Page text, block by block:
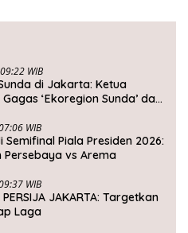
WIB
di Jakarta: Ketua
‘Ekoregion Sunda’ dan
WIB
Semifinal Piala Presiden 2026:
Persebaya vs Arema
WIB
PERSIJA JAKARTA: Targetkan
Laga